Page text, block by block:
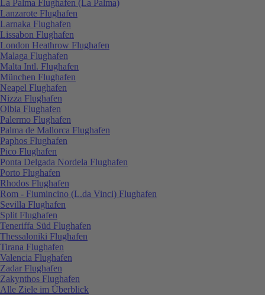
La Palma Flughafen (La Palma)
Lanzarote Flughafen
Larnaka Flughafen
Lissabon Flughafen
London Heathrow Flughafen
Malaga Flughafen
Malta Intl. Flughafen
München Flughafen
Neapel Flughafen
Nizza Flughafen
Olbia Flughafen
Palermo Flughafen
Palma de Mallorca Flughafen
Paphos Flughafen
Pico Flughafen
Ponta Delgada Nordela Flughafen
Porto Flughafen
Rhodos Flughafen
Rom - Fiumincino (L.da Vinci) Flughafen
Sevilla Flughafen
Split Flughafen
Teneriffa Süd Flughafen
Thessaloniki Flughafen
Tirana Flughafen
Valencia Flughafen
Zadar Flughafen
Zakynthos Flughafen
Alle Ziele im Überblick